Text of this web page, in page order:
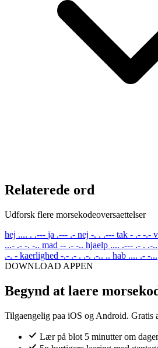
Relaterede ord
Udforsk flere morsekodeoversaettelser
hej .... . .--- ja .--- .- nej -. . .--- tak - .- -.-
...- .- -. -.. mad -- .- -.. hjaelp .... .--- .- . .-..
.-. - kaerlighed -.- .- . .-. .-.. .. hab .... .- -...
DOWNLOAD APPEN
Begynd at laere
Tilgaengelig paa iOS og Android. Gratis
Lær på blot 5 minutter om